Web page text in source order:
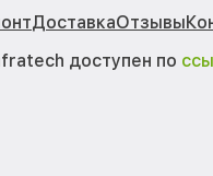
ДоставкаОтзывы
доступен по